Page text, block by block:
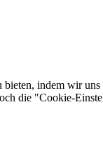
indem wir
die "Cookie-